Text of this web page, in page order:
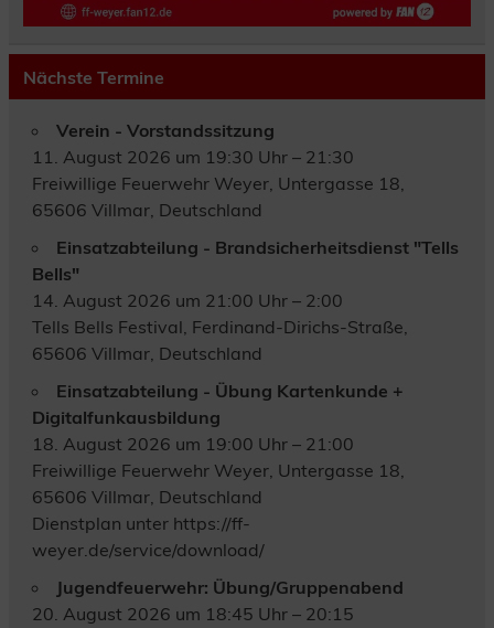
Nächste Termine
Verein - Vorstandssitzung
11. August 2026 um 19:30 Uhr – 21:30
Freiwillige Feuerwehr Weyer, Untergasse 18,
65606 Villmar, Deutschland
Einsatzabteilung - Brandsicherheitsdienst "Tells
Bells"
14. August 2026 um 21:00 Uhr – 2:00
Tells Bells Festival, Ferdinand-Dirichs-Straße,
65606 Villmar, Deutschland
Einsatzabteilung - Übung Kartenkunde +
Digitalfunkausbildung
18. August 2026 um 19:00 Uhr – 21:00
Freiwillige Feuerwehr Weyer, Untergasse 18,
65606 Villmar, Deutschland
Dienstplan unter https://ff-
weyer.de/service/download/
Jugendfeuerwehr: Übung/Gruppenabend
20. August 2026 um 18:45 Uhr – 20:15